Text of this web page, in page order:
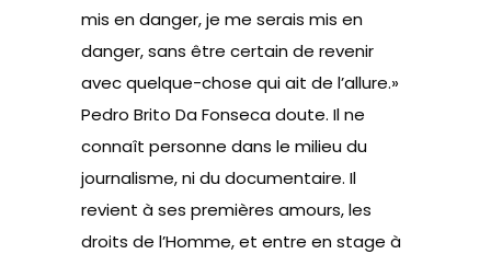
mis en danger, je me serais mis en
danger, sans être certain de revenir
avec quelque-chose qui ait de l’allure.»
Pedro Brito Da Fonseca doute. Il ne
connaît personne dans le milieu du
journalisme, ni du documentaire. Il
revient à ses premières amours, les
droits de l’Homme, et entre en stage à